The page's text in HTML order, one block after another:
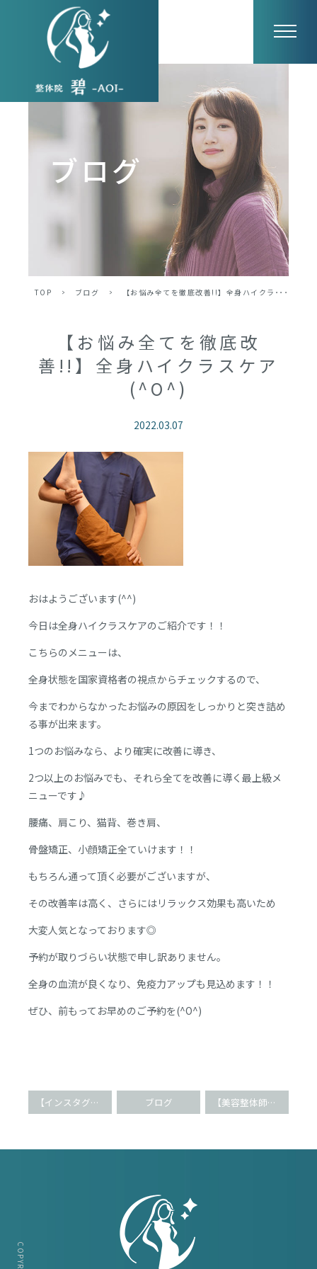
ブログ
TOP > ブログ > 【お悩み全てを徹底改善!!】全身ハイクラ･･･
【お悩み全てを徹底改
善!!】全身ハイクラスケア
(^O^)
2022.03.07
おはようございます(^^)
今日は全身ハイクラスケアのご紹介です！！
こちらのメニューは、
全身状態を国家資格者の視点からチェックするので、
今までわからなかったお悩みの原因をしっかりと突き詰め
る事が出来ます。
1つのお悩みなら、より確実に改善に導き、
2つ以上のお悩みでも、それら全てを改善に導く最上級メ
ニューです♪
腰痛、肩こり、猫背、巻き肩、
骨盤矯正、小顔矯正全ていけます！！
もちろん通って頂く必要がございますが、
その改善率は高く、さらにはリラックス効果も高いため
大変人気となっております◎
予約が取りづらい状態で申し訳ありません。
全身の血流が良くなり、免疫力アップも見込めます！！
ぜひ、前もってお早めのご予約を(^O^)
【インスタグラマー御用達】2つのお悩み同時改善(^O^) ブログ 【美容整体師養成講座】エステティシャンのお客様(^^)